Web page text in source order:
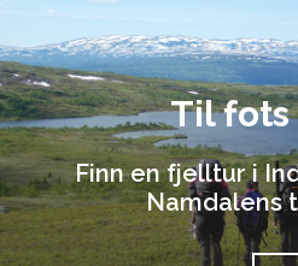
Til
Finn en fjelltur i
Namdalens